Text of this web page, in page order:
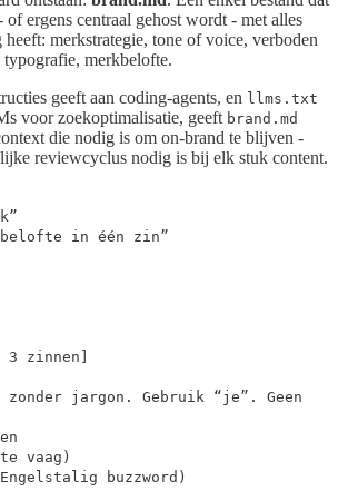
ergens centraal gehost wordt - met alles
merkstrategie, tone of voice, verboden
merkbelofte.
geeft aan coding-agents, en llms.txt
voor zoekoptimalisatie, geeft brand.md
die nodig is om on-brand te blijven -
reviewcyclus nodig is bij elk stuk content.
in één zin”
zinnen]
jargon. Gebruik “je”. Geen
vaag)
buzzword)